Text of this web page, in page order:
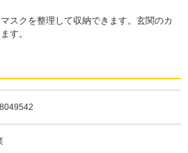
スクを整理して収納できます。玄関のカ
す。